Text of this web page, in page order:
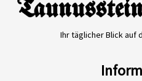
Ihr täglicher Blick auf